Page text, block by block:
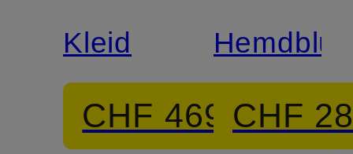
Kleid
CHF 469 CHF